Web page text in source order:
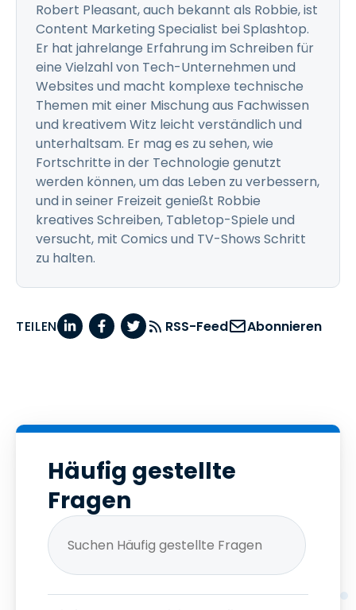
Robert Pleasant, auch bekannt als Robbie, ist
Content Marketing Specialist bei Splashtop.
Er hat jahrelange Erfahrung im Schreiben für
eine Vielzahl von Tech-Unternehmen und
Websites und macht komplexe technische
Themen mit einer Mischung aus Fachwissen
und kreativem Witz leicht verständlich und
unterhaltsam. Er mag es zu sehen, wie
Fortschritte in der Technologie genutzt
werden können, um das Leben zu verbessern,
und in seiner Freizeit genießt Robbie
kreatives Schreiben, Tabletop-Spiele und
versucht, mit Comics und TV-Shows Schritt
zu halten.
TEILEN RSS-Feed Abonnieren
Häufig gestellte
Fragen